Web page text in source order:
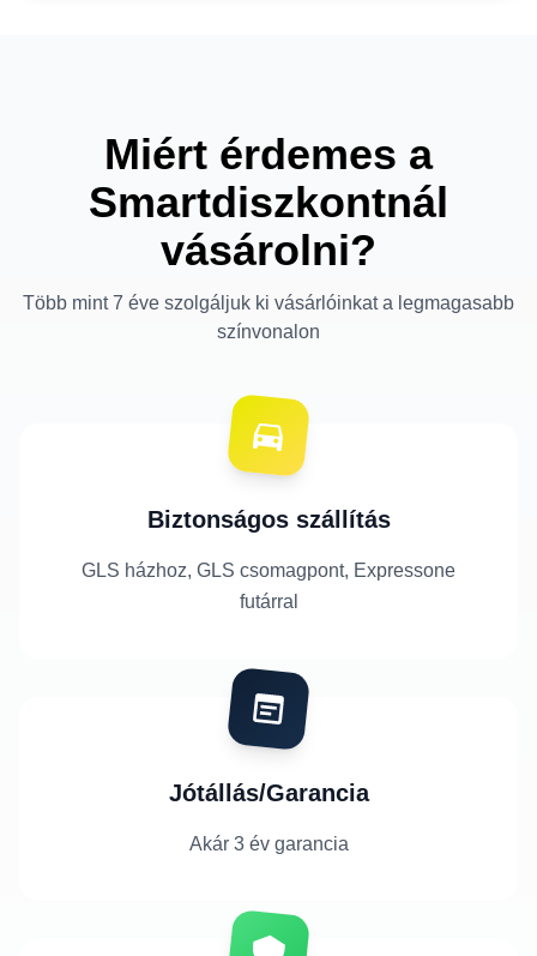
Miért érdemes a
Smartdiszkontnál
vásárolni?
Több mint 7 éve szolgáljuk ki vásárlóinkat a legmagasabb
színvonalon
Biztonságos szállítás
GLS házhoz, GLS csomagpont, Expressone
futárral
Jótállás/Garancia
Akár 3 év garancia